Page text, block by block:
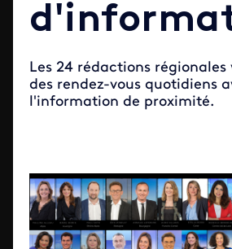
Les 24 rédactions régionales
des rendez-vous quotidiens
l'information de proximité.